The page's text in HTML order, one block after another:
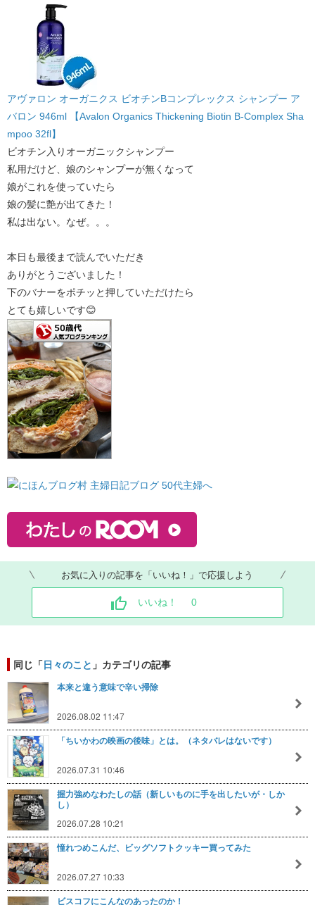
アヴァロン オーガニクス ビオチンBコンプレックス シャンプー ア
バロン 946ml 【Avalon Organics Thickening Biotin B-Complex Sha
mpoo 32fl】
ビオチン入りオーガニックシャンプー​
私用だけど、娘のシャンプーが無くなって
娘がこれを使っていたら
​娘の髪に艶が出てきた！
私は出ない。なぜ。。。
本日も最後まで読んでいただき
ありがとうございました！
下のバナーをポチッと押していただけたら
とても嬉しいです😊
お気に入りの記事を「いいね！」で応援しよう
いいね！ 0
同じ「日々のこと 」カテゴリの記事
本来と違う意味で辛い掃除
2026.08.02 11:47
「ちいかわの映画の後味」とは。（ネタバレはないです）
2026.07.31 10:46
握力強めなわたしの話（新しいものに手を出したいが・しか
し）
2026.07.28 10:21
憧れつめこんだ、ビッグソフトクッキー買ってみた
2026.07.27 10:33
ビスコフにこんなのあったのか！